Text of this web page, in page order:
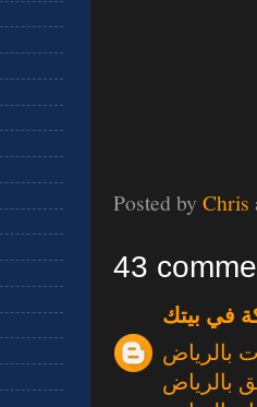
Posted by Chris
43
في بيتك
بالرياض
بالرياض